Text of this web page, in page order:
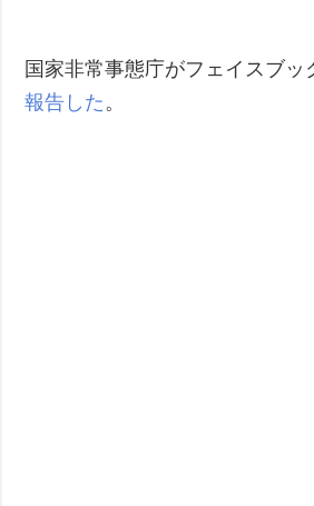
国家非常事態庁がフェイスブッ
報告した 。